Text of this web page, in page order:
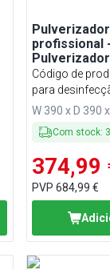
profissional
Alcance:
Código de
para
W 390 x D 390
Com stock: 3
374,99
PVP684,99 €